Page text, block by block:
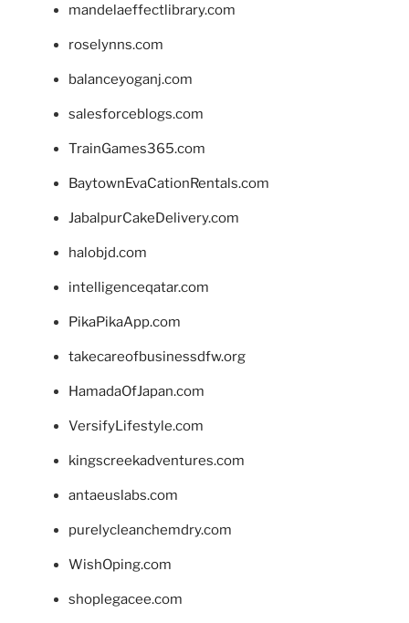
mandelaeffectlibrary.com
roselynns.com
balanceyoganj.com
salesforceblogs.com
TrainGames365.com
BaytownEvaCationRentals.com
JabalpurCakeDelivery.com
halobjd.com
intelligenceqatar.com
PikaPikaApp.com
takecareofbusinessdfw.org
HamadaOfJapan.com
VersifyLifestyle.com
kingscreekadventures.com
antaeuslabs.com
purelycleanchemdry.com
WishOping.com
shoplegacee.com